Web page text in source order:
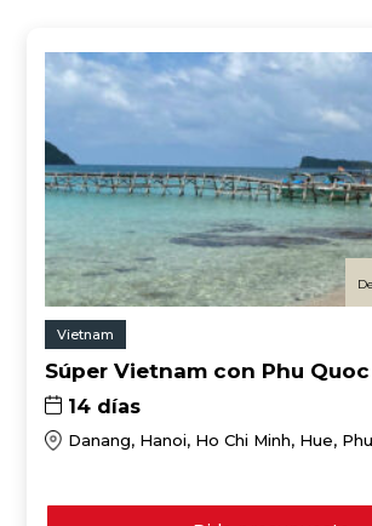
Vietnam
Súper Vietnam con Phu Quoc
14 días
Danang, Hanoi, Ho Chi Minh, Hue,